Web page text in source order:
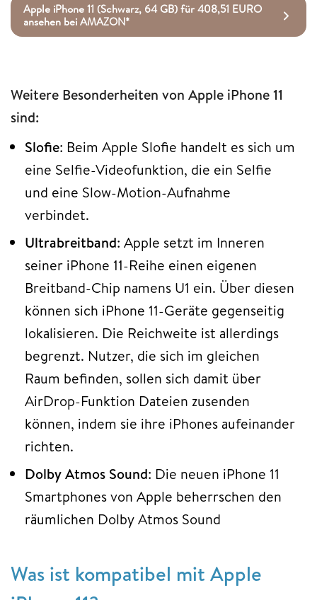
Apple iPhone 11 (Schwarz, 64 GB) für 408,51 EURO
ansehen bei AMAZON*
Weitere Besonderheiten von Apple iPhone 11
sind:
Slofie: Beim Apple Slofie handelt es sich um
eine Selfie-Videofunktion, die ein Selfie
und eine Slow-Motion-Aufnahme
verbindet.
Ultrabreitband: Apple setzt im Inneren
seiner iPhone 11-Reihe einen eigenen
Breitband-Chip namens U1 ein. Über diesen
können sich iPhone 11-Geräte gegenseitig
lokalisieren. Die Reichweite ist allerdings
begrenzt. Nutzer, die sich im gleichen
Raum befinden, sollen sich damit über
AirDrop-Funktion Dateien zusenden
können, indem sie ihre iPhones aufeinander
richten.
Dolby Atmos Sound: Die neuen iPhone 11
Smartphones von Apple beherrschen den
räumlichen Dolby Atmos Sound
Was ist kompatibel mit Apple